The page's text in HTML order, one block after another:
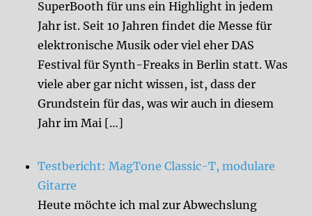
SuperBooth für uns ein Highlight in jedem
Jahr ist. Seit 10 Jahren findet die Messe für
elektronische Musik oder viel eher DAS
Festival für Synth-Freaks in Berlin statt. Was
viele aber gar nicht wissen, ist, dass der
Grundstein für das, was wir auch in diesem
Jahr im Mai […]
Testbericht: MagTone Classic-T, modulare
Gitarre
Heute möchte ich mal zur Abwechslung